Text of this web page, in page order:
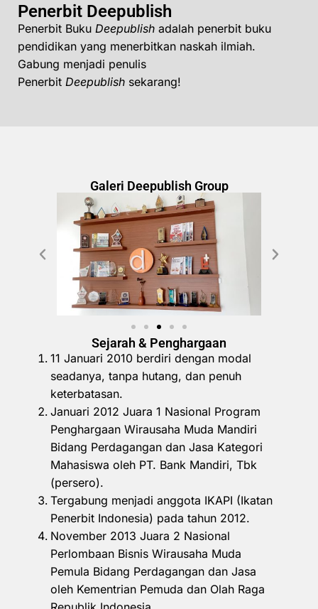
Penerbit Deepublish
Penerbit Buku Deepublish adalah penerbit buku
pendidikan yang menerbitkan naskah ilmiah.
Gabung menjadi penulis
Penerbit Deepublish sekarang!
Galeri Deepublish Group
Sejarah & Penghargaan
11 Januari 2010 berdiri dengan modal
seadanya, tanpa hutang, dan penuh
keterbatasan.
Januari 2012 Juara 1 Nasional Program
Penghargaan Wirausaha Muda Mandiri
Bidang Perdagangan dan Jasa Kategori
Mahasiswa oleh PT. Bank Mandiri, Tbk
(persero).
Tergabung menjadi anggota IKAPI (Ikatan
Penerbit Indonesia) pada tahun 2012.
November 2013 Juara 2 Nasional
Perlombaan Bisnis Wirausaha Muda
Pemula Bidang Perdagangan dan Jasa
oleh Kementrian Pemuda dan Olah Raga